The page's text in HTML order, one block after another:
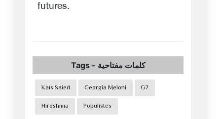
futures.
Tags- كلمات مفتاحية
Kaïs Saied Georgia Meloni
G7
Hiroshima
Populistes